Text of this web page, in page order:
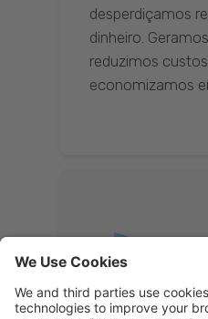
desperdiçamos
dinheiro.
reduzimos
economizamos